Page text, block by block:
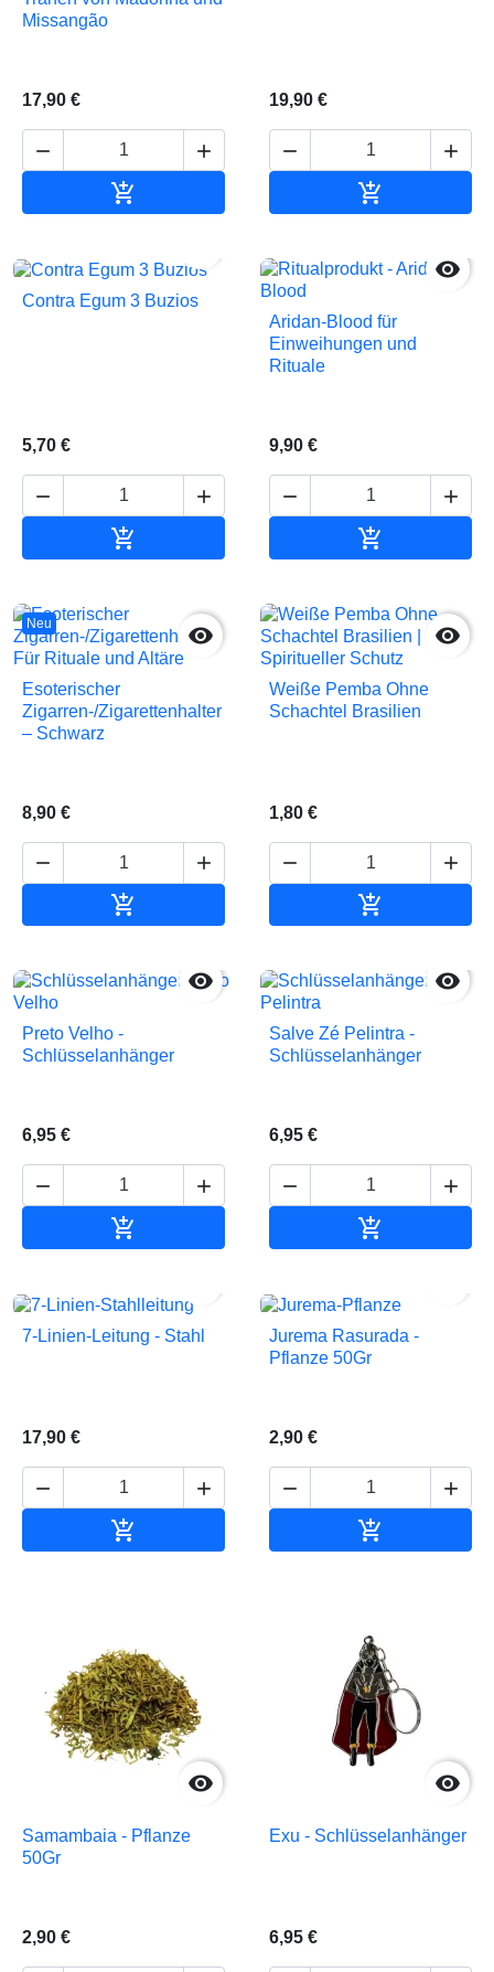
Missangão
17,90 €
 

19,90 €
 

Contra Egum 3 Buzios
5,70 €
 


Aridan-Blood für
Einweihungen und
Rituale
9,90 €
 

Neu 
Esoterischer
Zigarren-/Zigarettenhalter
– Schwarz
8,90 €
 


Weiße Pemba Ohne
Schachtel Brasilien
1,80 €
 


Preto Velho -
Schlüsselanhänger
6,95 €
 


Salve Zé Pelintra -
Schlüsselanhänger
6,95 €
 

7-Linien-Leitung - Stahl
17,90 €
 

Jurema Rasurada -
Pflanze 50Gr
2,90 €
 


Samambaia - Pflanze
50Gr
2,90 €

Exu - Schlüsselanhänger
6,95 €